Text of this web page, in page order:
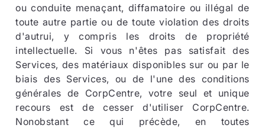
ou conduite menaçant, diffamatoire ou illégal de
toute autre partie ou de toute violation des droits
d'autrui, y compris les droits de propriété
intellectuelle. Si vous n'êtes pas satisfait des
Services, des matériaux disponibles sur ou par le
biais des Services, ou de l'une des conditions
générales de CorpCentre, votre seul et unique
recours est de cesser d'utiliser CorpCentre.
Nonobstant ce qui précède, en toutes